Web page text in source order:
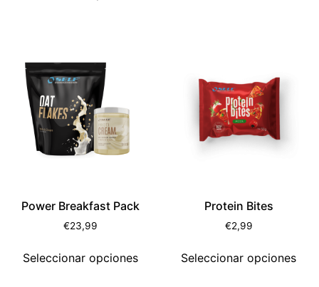
Power Breakfast Pack
€23,99
Seleccionar opciones
Protein Bites
€2,99
Seleccionar opciones